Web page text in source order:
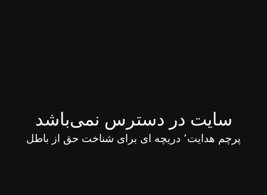
سایت در دسترس نمی‌باشد
پرچم هدایت٬ دریچه ای برای شناخت حق از باطل